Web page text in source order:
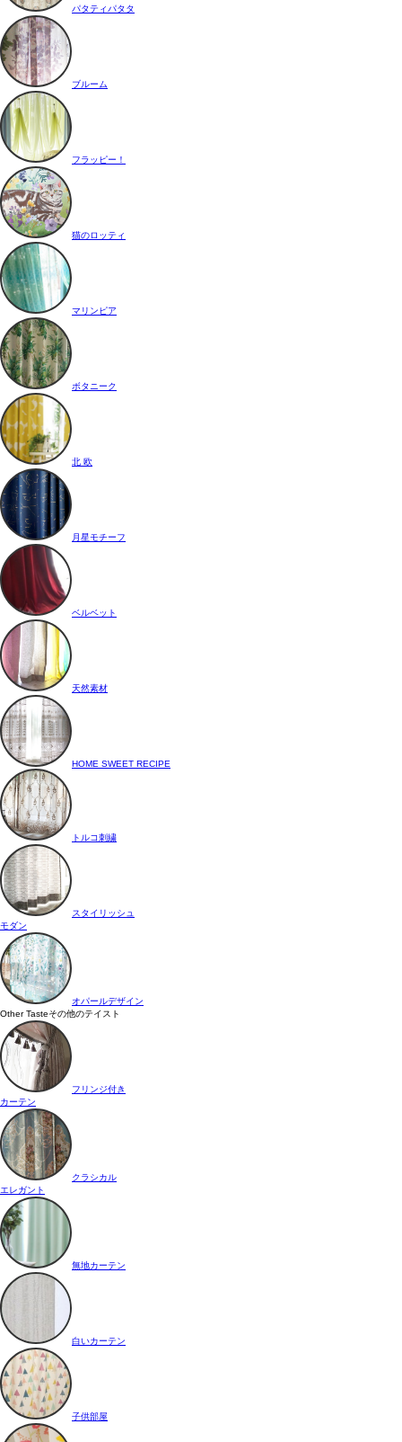
パタティパタタ
ブルーム
フラッピー！
猫のロッティ
マリンピア
ボタニーク
北 欧
月星モチーフ
ベルベット
天然素材
HOME SWEET RECIPE
トルコ刺繍
スタイリッシュ
モダン
オパールデザイン
Other Tasteその他のテイスト
フリンジ付き
カーテン
クラシカル
エレガント
無地カーテン
白いカーテン
子供部屋